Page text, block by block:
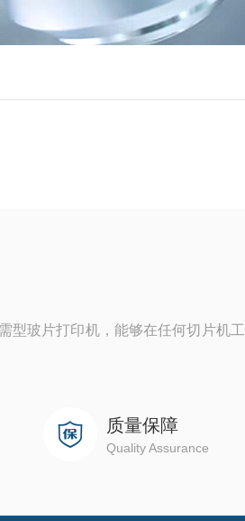
型玻片打印机，能够在任何切片机
质量保障
Quality Assurance